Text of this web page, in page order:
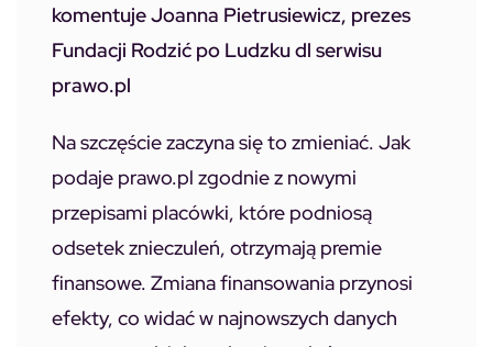
komentuje Joanna Pietrusiewicz, prezes
Fundacji Rodzić po Ludzku dl serwisu
prawo.pl
Na szczęście zaczyna się to zmieniać. Jak
podaje prawo.pl zgodnie z nowymi
przepisami placówki, które podniosą
odsetek znieczuleń, otrzymają premie
finansowe. Zmiana finansowania przynosi
efekty, co widać w najnowszych danych